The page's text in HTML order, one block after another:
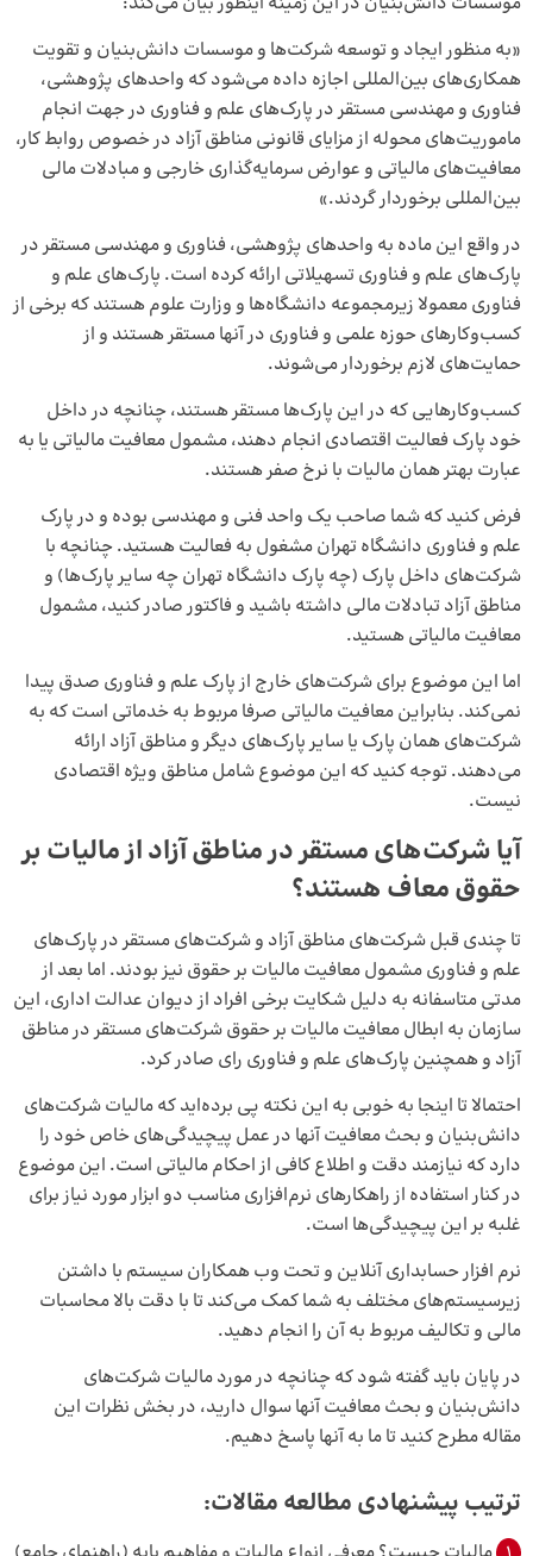
«به منظور ایجاد و توسعه شرکت‌ها و موسسات دانش‌بنیان و تقویت
همکاری‌های بین‌المللی اجازه داده می‌شود که واحدهای پژوهشی،
فناوری و مهندسی مستقر در پارک‌های علم و فناوری در جهت انجام
ماموریت‌های محوله از مزایای قانونی مناطق آزاد در خصوص روابط کار،
معافیت‌های مالیاتی و عوارض سرمایه‌گذاری خارجی و مبادلات مالی
بین‌المللی برخوردار گردند.»
در واقع این ماده به واحدهای پژوهشی، فناوری و مهندسی مستقر در
پارک‌های علم و فناوری تسهیلاتی ارائه کرده است. پارک‌های علم و
فناوری معمولا زیرمجموعه دانشگاه‌ها و وزارت علوم هستند که برخی از
کسب‌وکارهای حوزه علمی و فناوری در آنها مستقر هستند و از
حمایت‌های لازم برخوردار می‌شوند.
کسب‌وکارهایی که در این پارک‌ها مستقر هستند، چنانچه در داخل
خود پارک فعالیت اقتصادی انجام دهند، مشمول معافیت مالیاتی یا به
عبارت بهتر همان مالیات با نرخ صفر هستند.
فرض کنید که شما صاحب یک واحد فنی و مهندسی بوده و در پارک
علم و فناوری دانشگاه تهران مشغول به فعالیت هستید. چنانچه با
شرکت‌های داخل پارک (چه پارک دانشگاه تهران چه سایر پارک‌ها) و
مناطق آزاد تبادلات مالی داشته باشید و فاکتور صادر کنید، مشمول
معافیت مالیاتی هستید.
اما این موضوع برای شرکت‌های خارج از پارک علم و فناوری صدق پیدا
نمی‌کند. بنابراین معافیت مالیاتی صرفا مربوط به خدماتی است که به
شرکت‌های همان پارک یا سایر پارک‌های دیگر و مناطق آزاد ارائه
می‌دهند. توجه کنید که این موضوع شامل مناطق ویژه اقتصادی
نیست.
آیا شرکت‌های مستقر در مناطق آزاد از مالیات بر
حقوق معاف هستند؟
تا چندی قبل شرکت‌های مناطق آزاد و شرکت‌های مستقر در پارک‌های
علم و فناوری مشمول معافیت مالیات بر حقوق نیز بودند. اما بعد از
مدتی متاسفانه به دلیل شکایت برخی افراد از دیوان عدالت اداری، این
سازمان به ابطال معافیت مالیات بر حقوق شرکت‌های مستقر در مناطق
آزاد و همچنین پارک‌های علم و فناوری رای صادر کرد.
احتمالا تا اینجا به خوبی به این نکته پی برده‌اید که مالیات شرکت‌های
دانش‌بنیان و بحث معافیت آنها در عمل پیچیدگی‌های خاص خود را
دارد که نیازمند دقت و اطلاع کافی از احکام مالیاتی است. این موضوع
در کنار استفاده از راهکارهای نرم‌افزاری مناسب دو ابزار مورد نیاز برای
غلبه بر این پیچیدگی‌ها است.
نرم افزار حسابداریآنلاین و تحت وب همکاران سیستم با داشتن
زیرسیستم‌های مختلف به شما کمک می‌کند تا با دقت بالا محاسبات
مالی و تکالیف مربوط به آن را انجام دهید.
در پایان باید گفته شود که چنانچه در مورد مالیات شرکت‌های
دانش‌بنیان و بحث معافیت آنها سوال دارید، در بخش نظرات این
مقاله مطرح کنید تا ما به آنها پاسخ دهیم.
ترتیب پیشنهادی مطالعه مقالات: